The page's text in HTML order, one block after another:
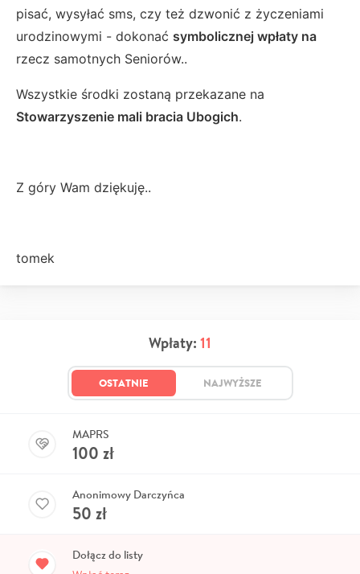
pisać, wysyłać sms, czy też dzwonić z życzeniami
urodzinowymi - dokonać symbolicznej wpłaty na
rzecz samotnych Seniorów..
Wszystkie środki zostaną przekazane na
Stowarzyszenie mali bracia Ubogich.
Z góry Wam dziękuję..
tomek
Wpłaty: 11
OSTATNIE NAJWYŻSZE
MAPRS
100 zł
Anonimowy Darczyńca
50 zł
Dołącz do listy